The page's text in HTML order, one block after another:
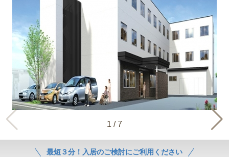
1 /7
最短３分！入居のご検討にご利用ください